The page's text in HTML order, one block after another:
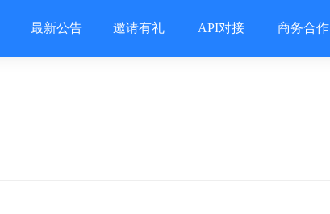
最新公告 邀请有礼 API对接 商务合作